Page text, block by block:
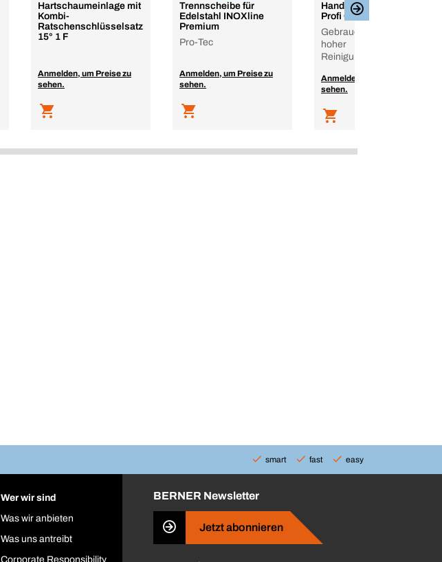
Hartschaumeinlage mit
Kombi-
Ratschenschlüsselsatz
15° 1 F
Anmelden, um Preise zu
sehen.
Trennscheibe für
Edelstahl INOXline
Premium
Pro-Tec
Anmelden, um Preise zu
sehen.
Handreinigungstücher
Profi Clean
Gebrauchsfertig mit
hoher
Reinigungswirkung
Anmelden, um Preise zu
sehen.
smart fast easy
Wer wir sind
Was wir anbieten
Was uns antreibt
Corporate Responsibility
BERNER Newsletter
Jetzt abonnieren